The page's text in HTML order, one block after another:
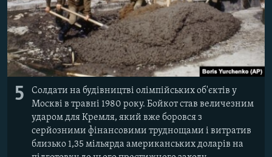
5
Солдати на будівництві олімпійських об'єктів у
Москві в травні 1980 року. Бойкот став величезним
ударом для Кремля, який вже боровся з
серйозними фінансовими труднощами і витратив
близько 1,35 мільярда американських доларів на